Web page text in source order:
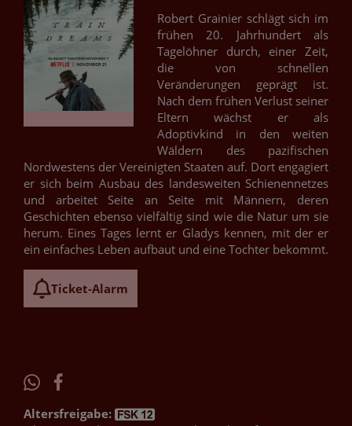
Robert Grainier schlägt sich im
frühen 20. Jahrhundert als
Tagelöhner durch, einer Zeit,
die von schnellen
Veränderungen geprägt ist.
Nach dem frühen Verlust seiner
Eltern wächst er als
Adoptivkind in den weiten
Wäldern des pazifischen
Nordwestens der Vereinigten Staaten auf. Dort engagiert
er sich beim Ausbau des landesweiten Schienennetzes
und arbeitet Seite an Seite mit Männern, deren
Geschichten ebenso vielfältig sind wie die Natur um sie
herum. Eines Tages lernt er Gladys kennen, mit der er
ein einfaches Leben aufbaut und eine Tochter bekommt.
Ticket-Alarm
Altersfreigabe: